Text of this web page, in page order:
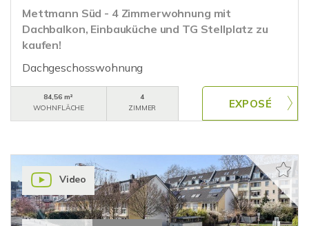
Mettmann Süd - 4 Zimmerwohnung mit
Dachbalkon, Einbauküche und TG Stellplatz zu
kaufen!
Dachgeschosswohnung
84,56 m²
WOHNFLÄCHE
4
ZIMMER
Video